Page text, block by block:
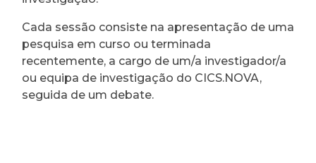
Cada sessão consiste na apresentação de uma
pesquisa em curso ou terminada
recentemente, a cargo de um/a investigador/a
ou equipa de investigação do CICS.NOVA,
seguida de um debate.